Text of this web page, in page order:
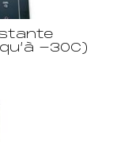
-30C)